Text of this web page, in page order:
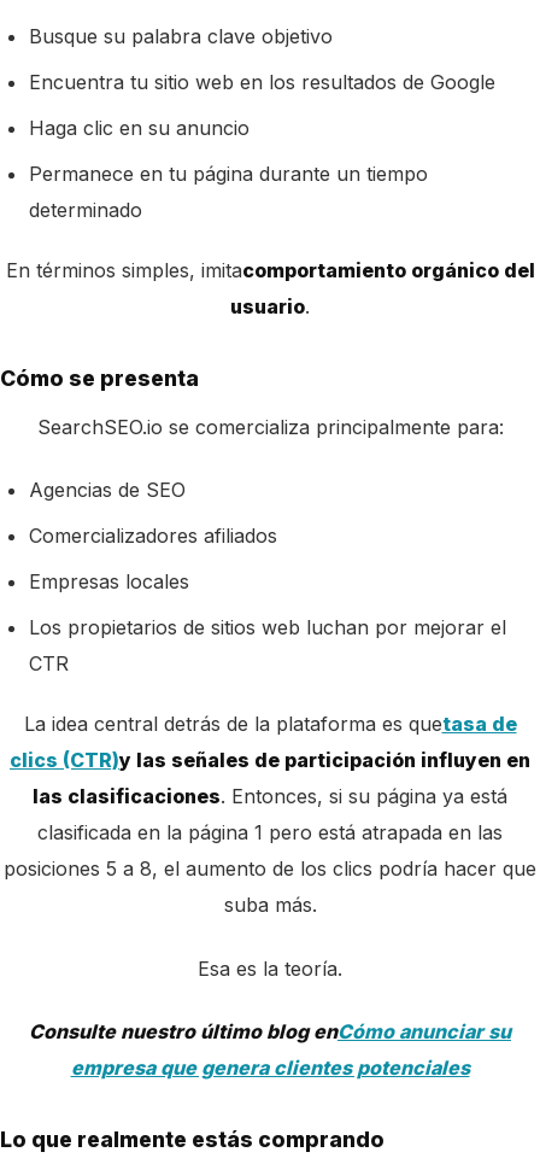
Busque su palabra clave objetivo
Encuentra tu sitio web en los resultados de Google
Haga clic en su anuncio
Permanece en tu página durante un tiempo
determinado
En términos simples, imitacomportamiento orgánico del
usuario.
Cómo se presenta
SearchSEO.io se comercializa principalmente para:
Agencias de SEO
Comercializadores afiliados
Empresas locales
Los propietarios de sitios web luchan por mejorar el
CTR
La idea central detrás de la plataforma es quetasa de
clics (CTR)y las señales de participación influyen en
las clasificaciones. Entonces, si su página ya está
clasificada en la página 1 pero está atrapada en las
posiciones 5 a 8, el aumento de los clics podría hacer que
suba más.
Esa es la teoría.
Consulte nuestro último blog enCómo anunciar su
empresa que genera clientes potenciales
Lo que realmente estás comprando